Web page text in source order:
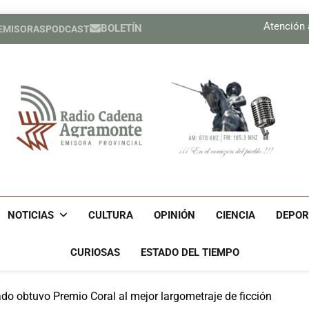
PODCAST BOLETÍN
Atención
Radio Cadena
NOTICIAS CULTURA OPINIÓN CIENCIA
CURIOSAS ESTADO DEL TIEMPO
obtuvo Premio Coral al mejor largometraje de ficción